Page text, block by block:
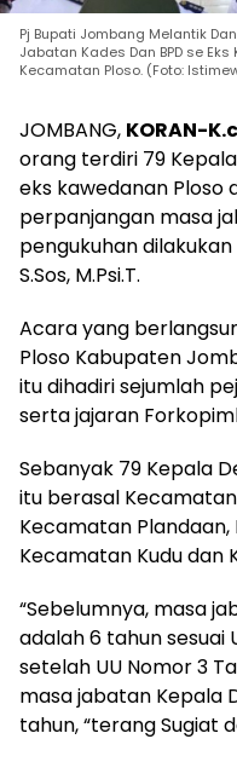
Pj Bupati Jombang Melantik
Jabatan Kades Dan BPD se
Kecamatan Ploso. (Foto:
JOMBANG, KORAN-
orang terdiri 79
eks kawedanan Ploso
perpanjangan masa
pengukuhan
S.Sos, M.Psi.T.
Acara yang
Ploso Kabupaten
itu dihadiri sejumlah
serta jajaran
Sebanyak 79 Kepala
itu berasal
Kecamatan
Kecamatan Kudu dan
“Sebelumnya, masa
adalah 6 tahun sesuai
setelah UU Nomor 3
masa jabatan Kepala
tahun, “terang Sugiat